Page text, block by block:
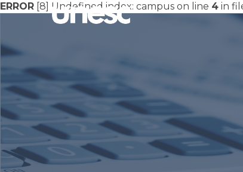
ERROR [8] Undefined index: campus on line 4 in